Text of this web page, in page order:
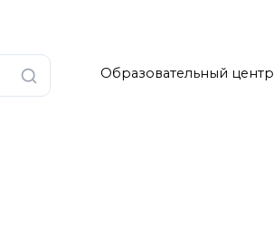
Образовательный центр